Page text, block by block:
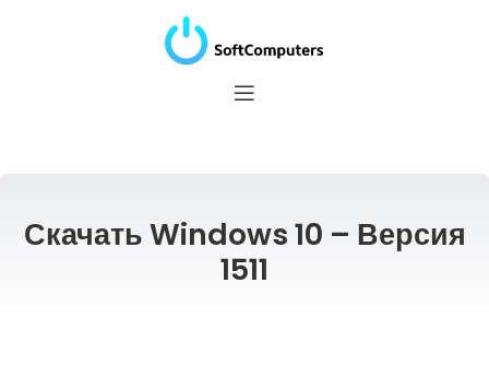
Скачать Windows 10 – Версия
1511